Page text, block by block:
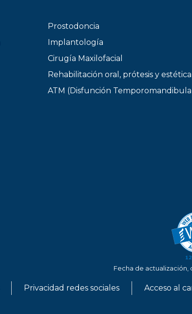
Prostodoncia
Implantología
Cirugía Maxilofacial
Rehabilitación oral, prótesis y estética
ATM (Disfunción
Fecha de actualización,
Privacidad redes sociales Acceso al